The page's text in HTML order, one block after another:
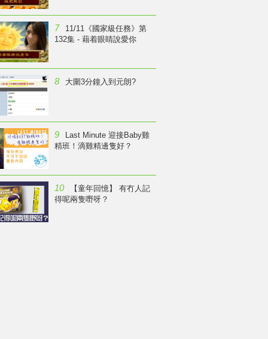
7
11/11《國家級任務》第
132集 - 藉着眼睛說愛你
8 大圍3分鐘入到元朗?
9
Last Minute 迎接Baby雞
精班！滴雞精邊隻好？
10
【童年回憶】 有冇人記
得呢兩隻嘢呀？